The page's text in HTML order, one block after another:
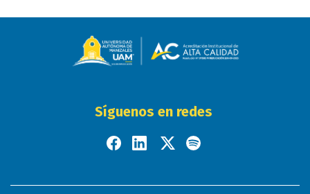
Síguenos en redes